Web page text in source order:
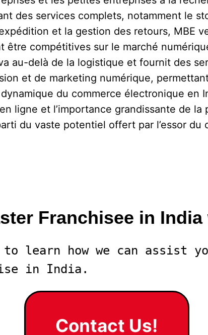
des services complets, notamment le
et la gestion des retours, MBE
être compétitives sur le marché
au-delà de la logistique et fournit des
et de marketing numérique,
du commerce électronique en
ligne et l’importance grandissante de la
du vaste potentiel offert par l’essor du
Franchisee in
to learn how we can assist
in India.
Contact Us!